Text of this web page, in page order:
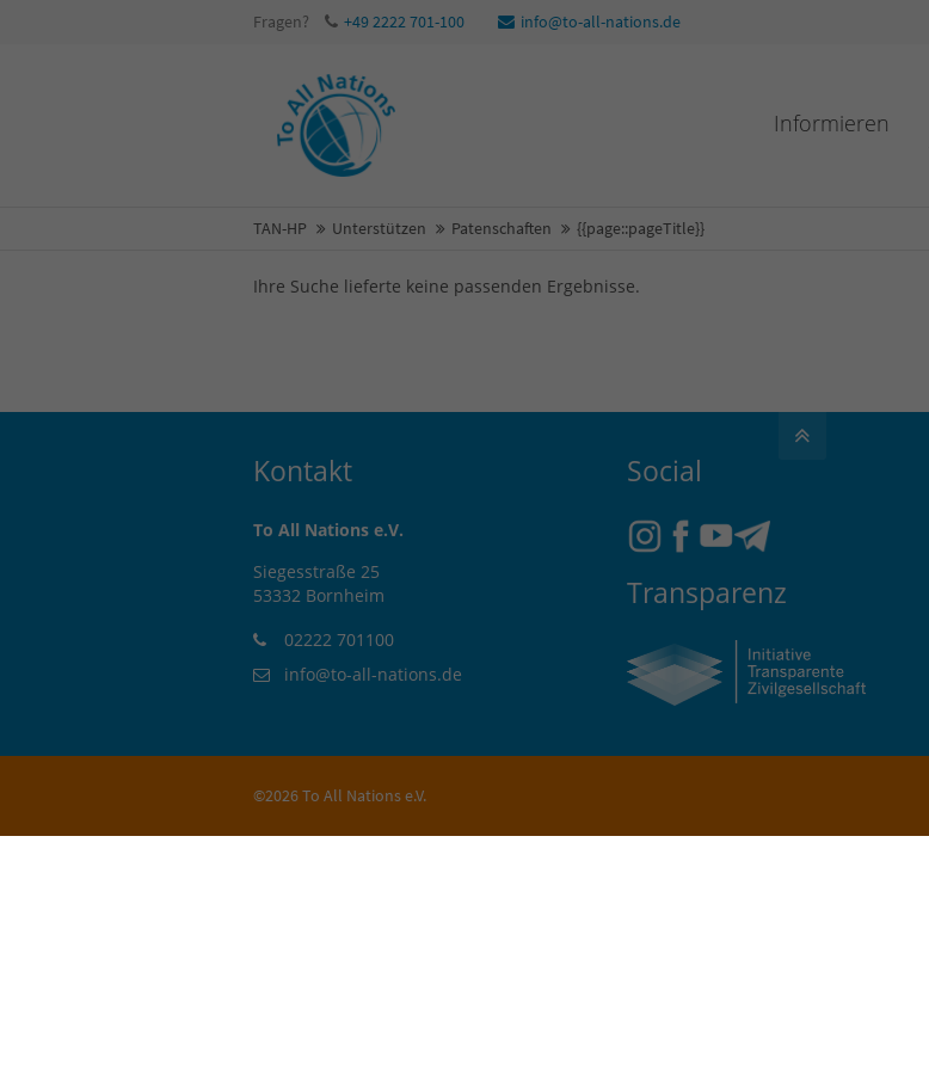
Fragen? +49 2222 701-100 info@to-all-nations.de
Informieren
TAN-HP Unterstützen Patenschaften {{page::pageTitle}}
Ihre Suche lieferte keine passenden Ergebnisse.
Kontakt
To All Nations e.V.
Siegesstraße 25
53332 Bornheim
02222 701100
info@to-all-nations.de
Social
Transparenz
©2026 To All Nations e.V.